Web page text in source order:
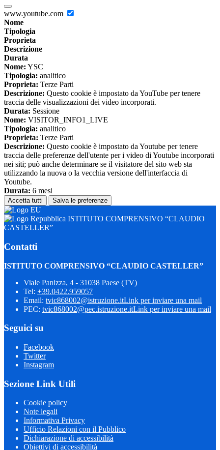
www.youtube.com
Nome
Tipologia
Proprieta
Descrizione
Durata
Nome: YSC
Tipologia: analitico
Proprieta: Terze Parti
Descrizione: Questo cookie è impostato da YouTube per tenere
traccia delle visualizzazioni dei video incorporati.
Durata: Sessione
Nome: VISITOR_INFO1_LIVE
Tipologia: analitico
Proprieta: Terze Parti
Descrizione: Questo cookie è impostato da Youtube per tenere
traccia delle preferenze dell'utente per i video di Youtube incorporati
nei siti; può anche determinare se il visitatore del sito web sta
utilizzando la nuova o la vecchia versione dell'interfaccia di
Youtube.
Durata: 6 mesi
Accetta tutti Salva le preferenze
ISTITUTO COMPRENSIVO “CLAUDIO
CASTELLER”
Contatti
ISTITUTO COMPRENSIVO “CLAUDIO CASTELLER”
Viale Panizza, 4 - 31038 Paese (TV)
Tel: +39.0422.959057
Email: tvic868002@istruzione.itLink per inviare una mail
PEC: tvic868002@pec.istruzione.itLink per inviare una mail
Seguici su
Facebook
Twitter
Instagram
Sezione Link Utili
Cookie policy
Note legali
Informativa Privacy
Ufficio Relazioni con il Pubblico
Dichiarazione di accessibilità
Obiettivi di accessibilità